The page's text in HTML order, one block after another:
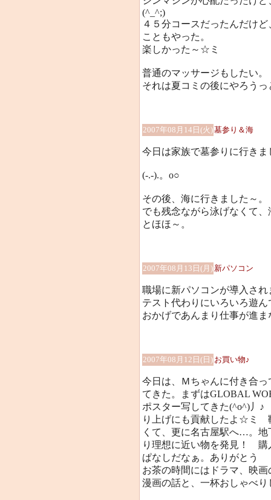
(^_^;)
４５分コースだったんだけ
こともやった。
楽しかった～☆ミ
普通のマッサージもしたい。
それは夏コミの後にやろう
2007年08月14日(火)墓参り＆海
今日は家族で墓参りに行きま
(-.-).。o○
その後、海に行きました～。
でも残念ながら泳げなくて
とほほ～。
2007年08月13日(月) 新パソコン
職場に新パソコンが導入され
テスト代わりにいろいろ遊
おかげであんまり仕事が進ま
2007年08月12日(日) お買い物♪
今日は、Ｍちゃんに付き合
てきた。まずはGLOBAL
ポスター写してきた(^o^)丿
り上げにも貢献したよ☆ミ
くて、更に名古屋駅へ…。
り理想に近い物を発見！
ぱなしだなぁ。ありがとう
お茶の時間にはドラマ、映
漫画の話と、一杯おしゃべ